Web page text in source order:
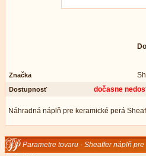
Značka
Dostupnosť dočasne
Náhradná náplň pre keramické perá
Parametre tovaru - Sheaffer náplň